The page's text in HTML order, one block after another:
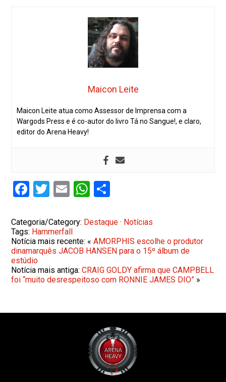
Maicon Leite
Maicon Leite atua como Assessor de Imprensa com a
Wargods Press e é co-autor do livro Tá no Sangue!, e claro,
editor do Arena Heavy!
Facebook
Twitter
EmailWhatsApp
Categoria/Category: Destaque · Notícias
Tags: Hammerfall
Notícia mais recente: «AMORPHIS escolhe o produtor
dinamarquês JACOB HANSEN para o 15º álbum de
estúdio
Notícia mais antiga:CRAIG GOLDY afirma que CAMPBELL
foi “muito desrespeitoso com RONNIE JAMES DIO” »